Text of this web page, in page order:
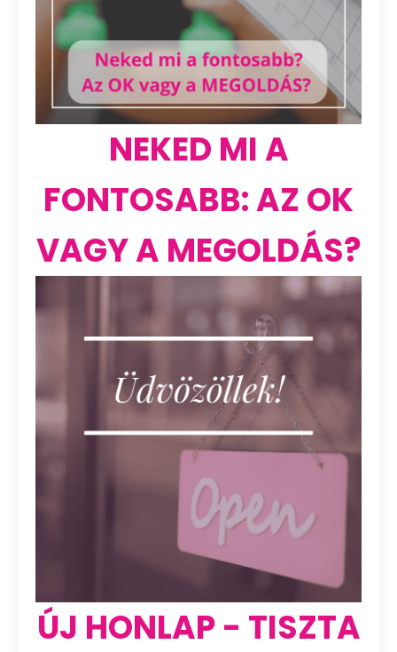
NEKED MI A
FONTOSABB: AZ OK
VAGY A MEGOLDÁS?
ÚJ HONLAP - TISZTA